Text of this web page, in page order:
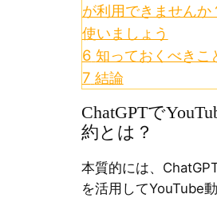
が利用できませんか
使いましょう
6 知っておくべきこ
7 結論
ChatGPTで
約とは？
本質的には、
を活用してYouTube